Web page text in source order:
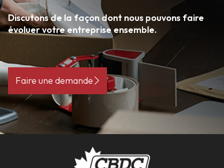
Discutons de la façon dont nous pouvons faire
évoluer votre entreprise ensemble.
Faire une demande